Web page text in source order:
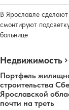
В Ярославле
смонтируют
больнице
Недвижимость
Портфель
строительства
Ярославской
почти на треть